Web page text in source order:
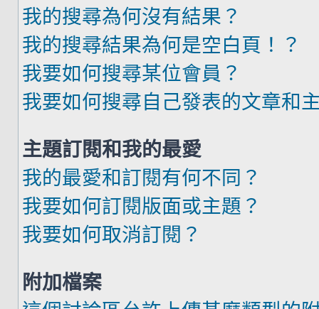
我的搜尋為何沒有結果？
我的搜尋結果為何是空白頁！？
我要如何搜尋某位會員？
我要如何搜尋自己發表的文章和
主題訂閱和我的最愛
我的最愛和訂閱有何不同？
我要如何訂閱版面或主題？
我要如何取消訂閱？
附加檔案